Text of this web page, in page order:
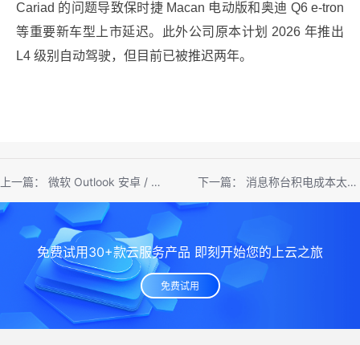
Cariad 的问题导致保时捷 Macan 电动版和奥迪 Q6 e-tron
等重要新车型上市延迟。此外公司原本计划 2026 年推出
L4 级别自动驾驶，但目前已被推迟两年。
上一篇： 微软 Outlook 安卓 / iOS 版将支持邮件“延迟发送”功能 下一篇： 消息称台积电成本太高，谷歌 Tensor G4 芯片仍采用三星代工
免费试用30+款云服务产品 即刻开始您的上云之旅
免费试用